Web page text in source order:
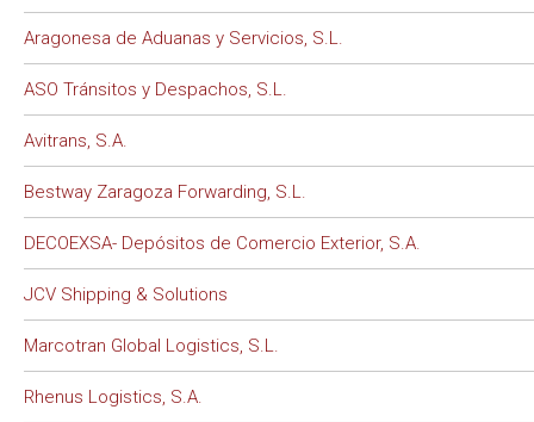
Aragonesa de Aduanas y Servicios, S.L.
ASO Tránsitos y Despachos, S.L.
Avitrans, S.A.
Bestway Zaragoza Forwarding, S.L.
DECOEXSA- Depósitos de Comercio Exterior, S.A.
JCV Shipping & Solutions
Marcotran Global Logistics, S.L.
Rhenus Logistics, S.A.